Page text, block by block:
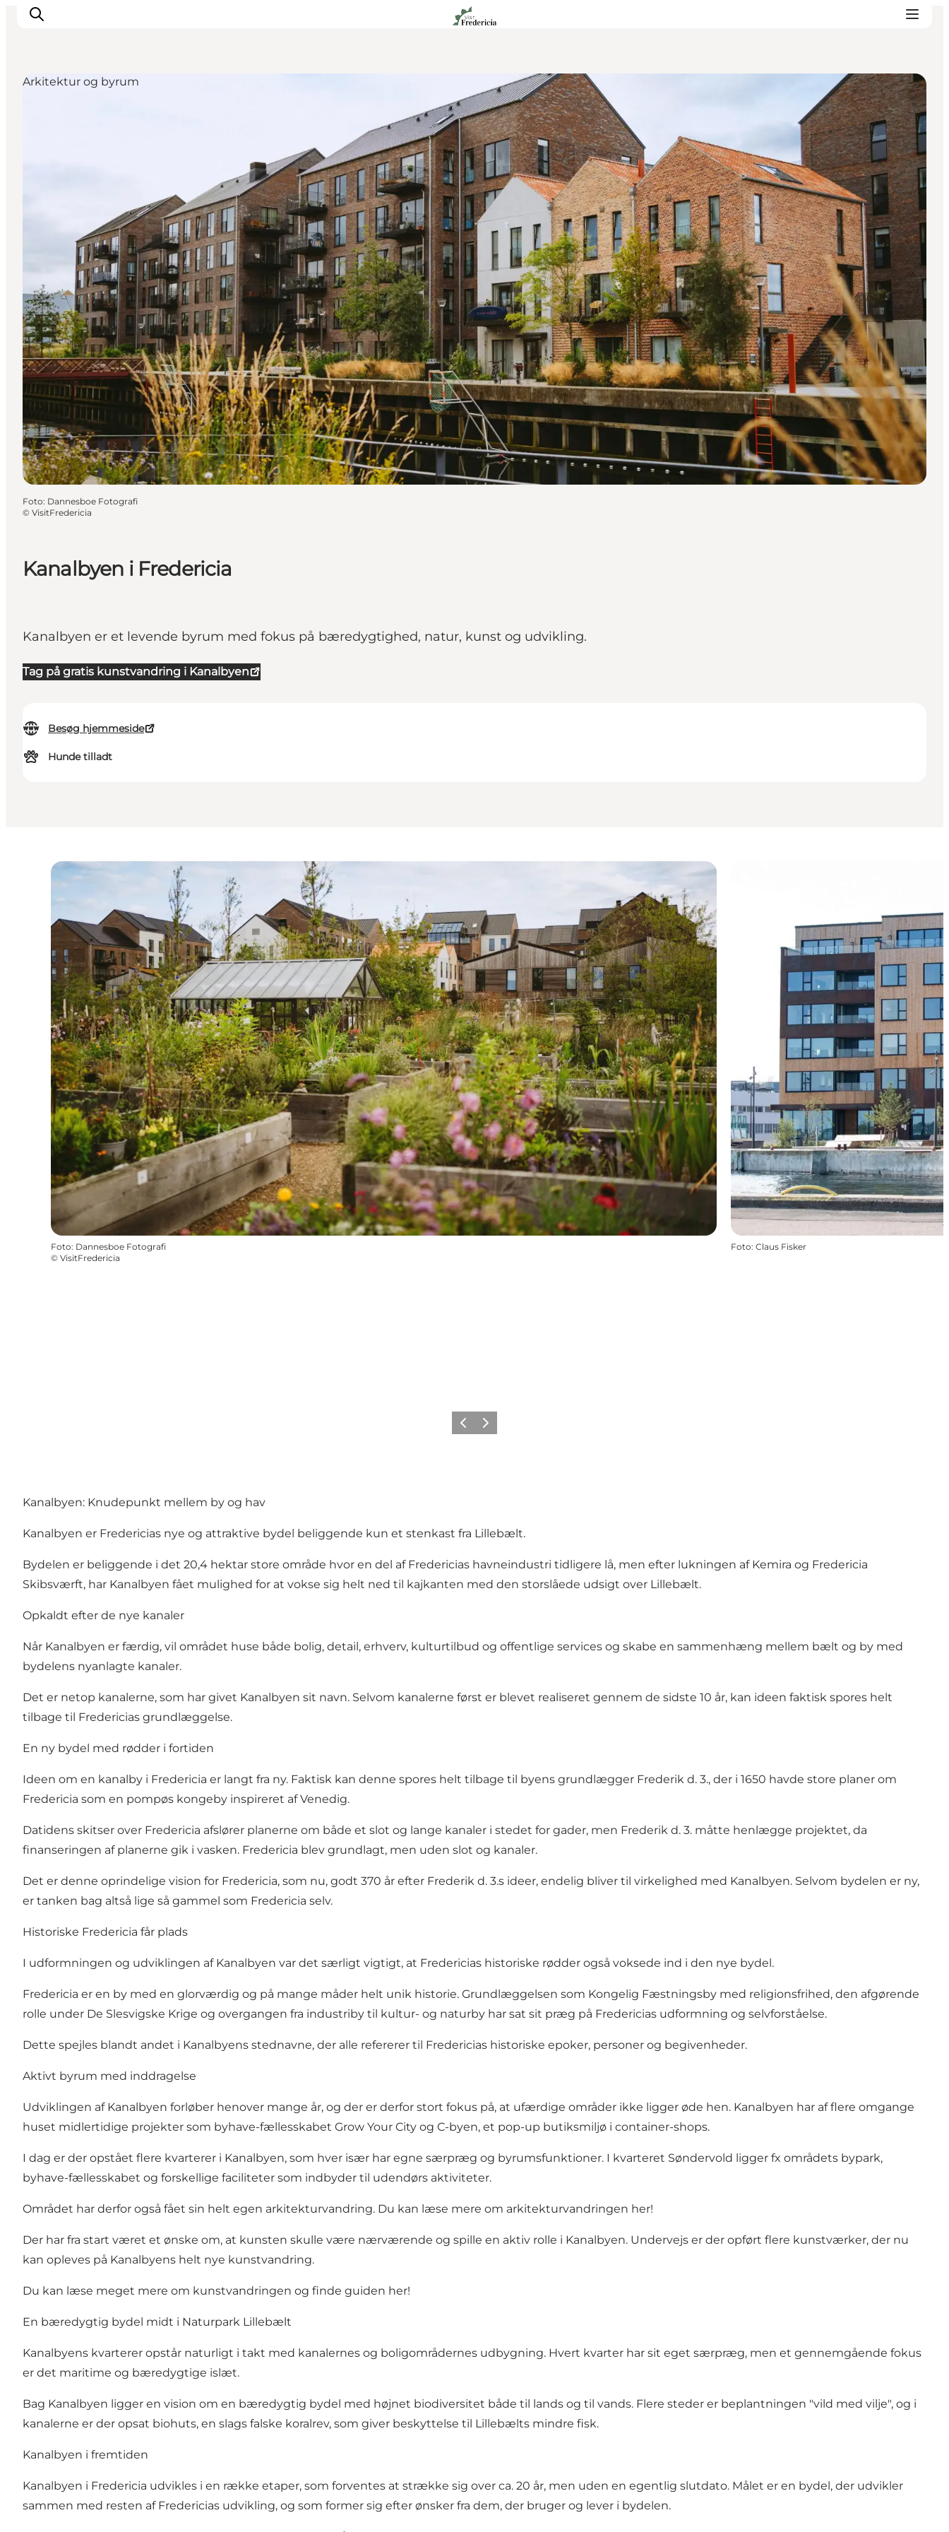
Book guidet tur
Kanalbyen i Fredericia
Kanalbyen er et levende byrum med fokus på bæredygtighed, natur, kunst og udvikling.
Tag på gratis kunstvandring i Kanalbyen
Besøg hjemmeside
Hunde tilladt
Arkitektur og byrum
Foto: Dannesboe Fotografi
© VisitFredericia
Foto: Dannesboe Fotografi
© VisitFredericia
Foto: Claus Fisker
Forrige billede
Næste billede
Kanalbyen: Knudepunkt mellem by og hav
Kanalbyen er Fredericias nye og attraktive bydel beliggende kun et stenkast fra Lillebælt.
Bydelen er beliggende i det 20,4 hektar store område hvor en del af Fredericias havneindustri tidligere lå, men efter lukningen af Kemira og Fredericia
Skibsværft, har Kanalbyen fået mulighed for at vokse sig helt ned til kajkanten med den storslåede udsigt over Lillebælt.
Opkaldt efter de nye kanaler
Når Kanalbyen er færdig, vil området huse både bolig, detail, erhverv, kulturtilbud og offentlige services og skabe en sammenhæng mellem bælt og by med
bydelens nyanlagte kanaler.
Det er netop kanalerne, som har givet Kanalbyen sit navn. Selvom kanalerne først er blevet realiseret gennem de sidste 10 år, kan ideen faktisk spores helt
tilbage til Fredericias grundlæggelse.
En ny bydel med rødder i fortiden
Ideen om en kanalby i Fredericia er langt fra ny. Faktisk kan denne spores helt tilbage til byens grundlægger Frederik d. 3., der i 1650 havde store planer om
Fredericia som en pompøs kongeby inspireret af Venedig.
Datidens skitser over Fredericia afslører planerne om både et slot og lange kanaler i stedet for gader, men Frederik d. 3. måtte henlægge projektet, da
finanseringen af planerne gik i vasken. Fredericia blev grundlagt, men uden slot og kanaler.
Det er denne oprindelige vision for Fredericia, som nu, godt 370 år efter Frederik d. 3.s ideer, endelig bliver til virkelighed med Kanalbyen. Selvom bydelen er ny,
er tanken bag altså lige så gammel som Fredericia selv.
Historiske Fredericia får plads
I udformningen og udviklingen af Kanalbyen var det særligt vigtigt, at Fredericias historiske rødder også voksede ind i den nye bydel.
Fredericia er en by med en glorværdig og på mange måder helt unik historie. Grundlæggelsen som Kongelig Fæstningsby med religionsfrihed, den afgørende
rolle under De Slesvigske Krige og overgangen fra industriby til kultur- og naturby har sat sit præg på Fredericias udformning og selvforståelse.
Dette spejles blandt andet i Kanalbyens stednavne, der alle refererer til Fredericias historiske epoker, personer og begivenheder.
Aktivt byrum med inddragelse
Udviklingen af Kanalbyen forløber henover mange år, og der er derfor stort fokus på, at ufærdige områder ikke ligger øde hen. Kanalbyen har af flere omgange
huset midlertidige projekter som byhave-fællesskabet Grow Your City og C-byen, et pop-up butiksmiljø i container-shops.
I dag er der opstået flere kvarterer i Kanalbyen, som hver især har egne særpræg og byrumsfunktioner. I kvarteret Søndervold ligger fx områdets bypark,
byhave-fællesskabet og forskellige faciliteter som indbyder til udendørs aktiviteter.
Området har derfor også fået sin helt egen arkitekturvandring. Du kan læse mere om arkitekturvandringen her!
Der har fra start været et ønske om, at kunsten skulle være nærværende og spille en aktiv rolle i Kanalbyen. Undervejs er der opført flere kunstværker, der nu
kan opleves på Kanalbyens helt nye kunstvandring.
Du kan læse meget mere om kunstvandringen og finde guiden her!
En bæredygtig bydel midt i Naturpark Lillebælt
Kanalbyens kvarterer opstår naturligt i takt med kanalernes og boligområdernes udbygning. Hvert kvarter har sit eget særpræg, men et gennemgående fokus
er det maritime og bæredygtige islæt.
Bag Kanalbyen ligger en vision om en bæredygtig bydel med højnet biodiversitet både til lands og til vands. Flere steder er beplantningen "vild med vilje", og i
kanalerne er der opsat biohuts, en slags falske koralrev, som giver beskyttelse til Lillebælts mindre fisk.
Kanalbyen i fremtiden
Kanalbyen i Fredericia udvikles i en række etaper, som forventes at strække sig over ca. 20 år, men uden en egentlig slutdato. Målet er en bydel, der udvikler
sammen med resten af Fredericias udvikling, og som former sig efter ønsker fra dem, der bruger og lever i bydelen.